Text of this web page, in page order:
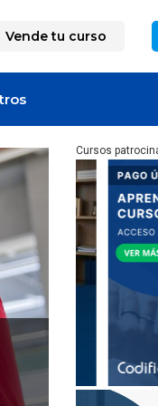
Vende tu curso
Cursos